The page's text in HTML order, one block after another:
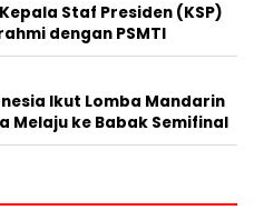
Staf Presiden (KSP)
dengan PSMTI
Ikut Lomba Mandarin
Melaju ke Babak Semifinal